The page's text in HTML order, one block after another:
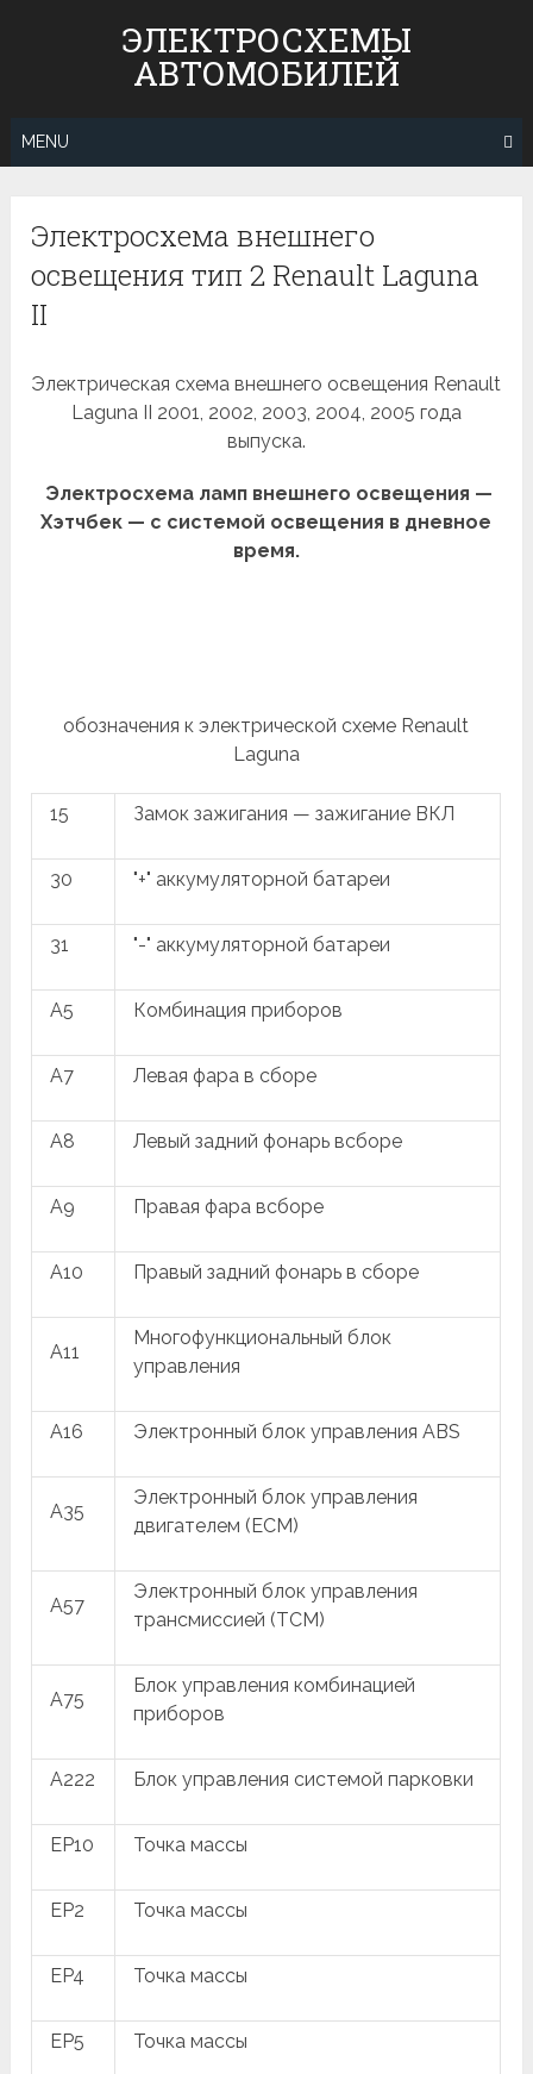
ЭЛЕКТРОСХЕМЫ
АВТОМОБИЛЕЙ
MENU
Электросхема внешнего
освещения тип 2 Renault Laguna
II
Электрическая схема внешнего освещения Renault
Laguna II 2001, 2002, 2003, 2004, 2005 года
выпуска.
Электросхема ламп внешнего освещения —
Хэтчбек — с системой освещения в дневное
время.
обозначения к электрической схеме Renault
Laguna
15 Замок зажигания — зажигание ВКЛ
30 "+" аккумуляторной батареи
31 "-" аккумуляторной батареи
A5 Комбинация приборов
A7 Левая фара в сборе
A8 Левый задний фонарь всборе
A9 Правая фара всборе
A10 Правый задний фонарь в сборе
A11
Многофункциональный блок
управления
A16 Электронный блок управления ABS
A35
Электронный блок управления
двигателем (ECM)
A57
Электронный блок управления
трансмиссией (TCM)
A75
Блок управления комбинацией
приборов
A222 Блок управления системой парковки
EP10 Точка массы
EP2 Точка массы
EP4 Точка массы
EP5 Точка массы